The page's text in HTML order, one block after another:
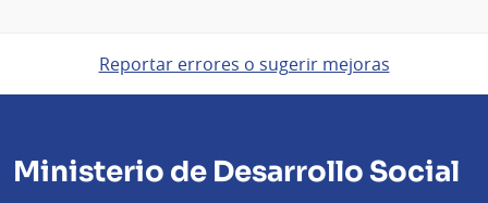
Reportar errores o sugerir mejoras
Ministerio de Desarrollo Social